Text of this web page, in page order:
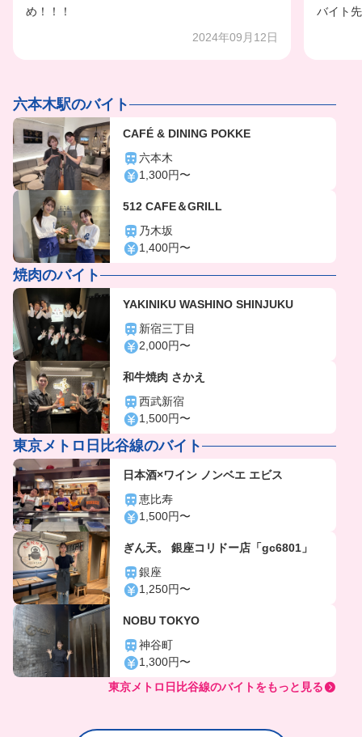
め！！！
2024年09月12日
バイト
六本木駅のバイト
CAFÉ & DINING POKKE
六本木
1,300円〜
512 CAFE＆GRILL
乃木坂
1,400円〜
焼肉のバイト
YAKINIKU WASHINO SHINJUKU
新宿三丁目
2,000円〜
和牛焼肉 さかえ
西武新宿
1,500円〜
東京メトロ日比谷線のバイト
日本酒×ワイン ノンベエ エビス
恵比寿
1,500円〜
ぎん天。 銀座コリドー店「gc6801」
銀座
1,250円〜
NOBU TOKYO
神谷町
1,300円〜
東京メトロ日比谷線のバイトをもっと見る